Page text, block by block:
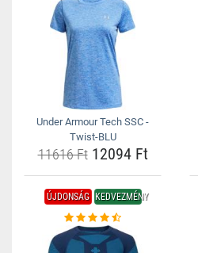
Under Armour Tech SSC -
Twist-BLU
11616 Ft12094 Ft
ÚJDONSÁG KEDVEZMÉNY